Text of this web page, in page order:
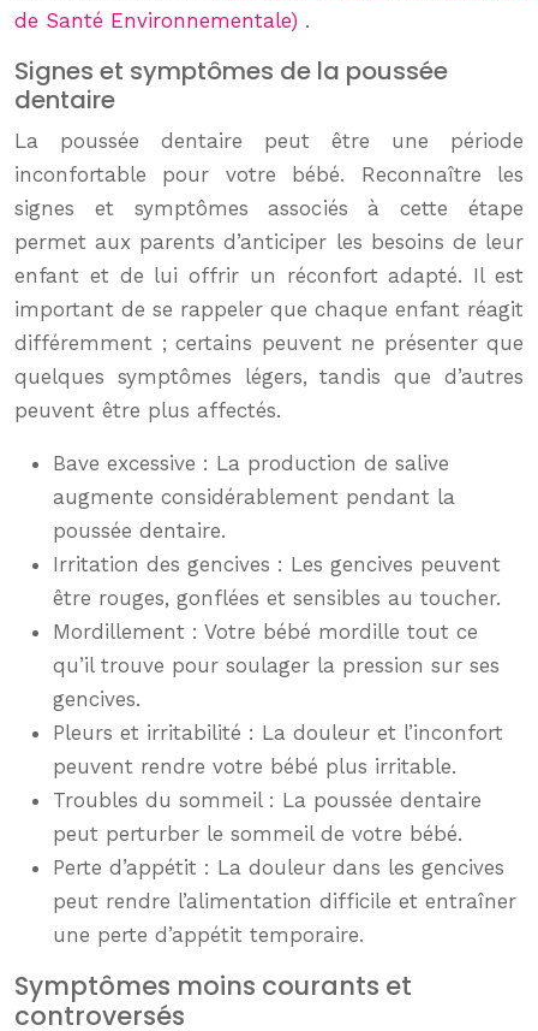
de Santé Environnementale) .
Signes et symptômes de la poussée
dentaire
La poussée dentaire peut être une période
inconfortable pour votre bébé. Reconnaître les
signes et symptômes associés à cette étape
permet aux parents d’anticiper les besoins de leur
enfant et de lui offrir un réconfort adapté. Il est
important de se rappeler que chaque enfant réagit
différemment ; certains peuvent ne présenter que
quelques symptômes légers, tandis que d’autres
peuvent être plus affectés.
Bave excessive : La production de salive
augmente considérablement pendant la
poussée dentaire.
Irritation des gencives : Les gencives peuvent
être rouges, gonflées et sensibles au toucher.
Mordillement : Votre bébé mordille tout ce
qu’il trouve pour soulager la pression sur ses
gencives.
Pleurs et irritabilité : La douleur et l’inconfort
peuvent rendre votre bébé plus irritable.
Troubles du sommeil : La poussée dentaire
peut perturber le sommeil de votre bébé.
Perte d’appétit : La douleur dans les gencives
peut rendre l’alimentation difficile et entraîner
une perte d’appétit temporaire.
Symptômes moins courants et
controversés